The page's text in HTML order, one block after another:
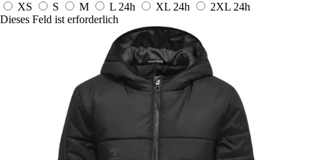
XS
S M L 24h XL 24h 2XL 24h
Dieses Feld ist erforderlich